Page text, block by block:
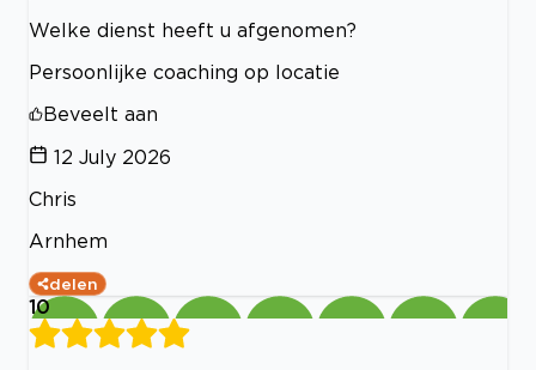
Welke dienst heeft u afgenomen?
Persoonlijke coaching op locatie
Beveelt aan
12 July 2026
Chris
Arnhem
delen
10